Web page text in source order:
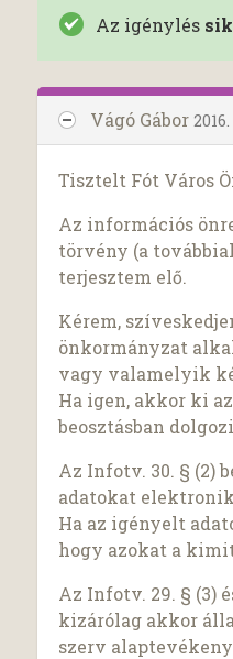
Az igénylés
Vágó Gábor
Tisztelt Fót Város
Az információs
törvény (a
terjesztem elő.
Kérem,
önkormányzat
vagy valamelyik
Ha igen, akkor ki
beosztásban
Az Infotv. 30. § (2)
adatokat
Ha az igényelt
hogy azokat a
Az Infotv. 29. § (3)
kizárólag akkor
szerv